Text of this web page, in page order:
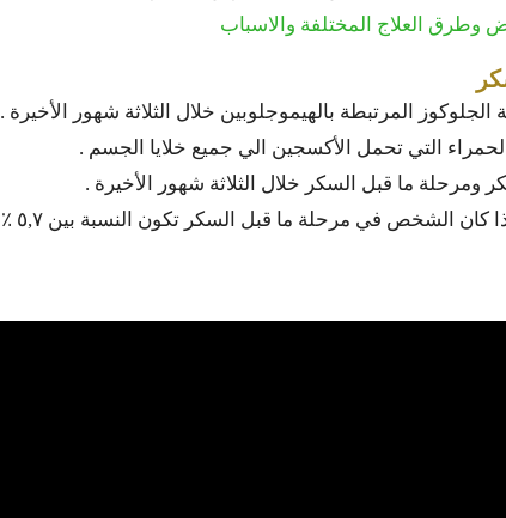
المرتبطة بالهيموجلوبين خلال الثلاثة شهور الأخيرة .
التي تحمل الأكسجين الي جميع خلايا الجسم .
ما قبل السكر خلال الثلاثة شهور الأخيرة .